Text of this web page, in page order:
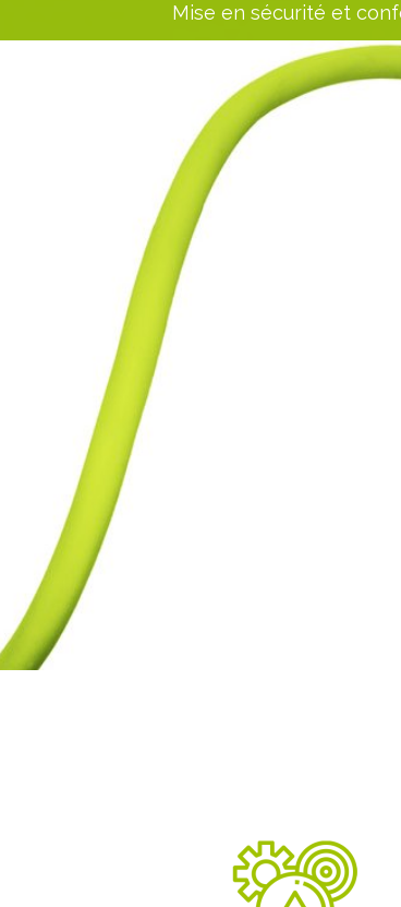
Mise en sécurité et